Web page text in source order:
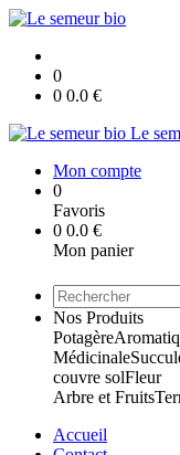
0
0 0.0 €
Le
Mon compte
0
Favoris
0 0.0 €
Mon panier
Nos Produits
Potagère
Médicinale
couvre solFleur
Arbre et Fruits
Accueil